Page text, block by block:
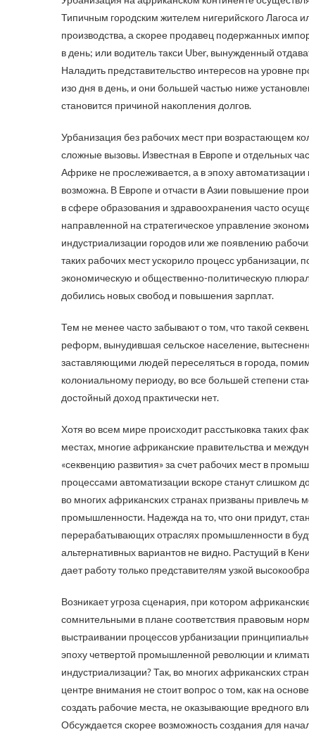
Типичным городским жителем нигерийского Лагоса
производства, а скорее продавец подержанных
в день; или водитель такси Uber, вынужденный
Наладить представительство интересов на уровне
изо дня в день, и они большей частью ниже
становится причиной накопления долгов.
Урбанизация без рабочих мест при возрастающем
сложные вызовы. Известная в Европе и отдельных
Африке не прослеживается, а в эпоху
возможна. В Европе и отчасти в Азии повышение
в сфере образования и здравоохранения часто
направленной на стратегическое управление
индустриализации городов или же появлению
таких рабочих мест ускорило процесс урбанизации,
экономическую и общественно-политическую
добились новых свобод и повышения зарплат.
Тем не менее часто забывают о том, что такой
реформ, вынудившая сельское население,
заставляющими людей переселяться в города,
колониальному периоду, во все большей степени
достойный доход практически нет.
Хотя во всем мире происходит расстыковка таких
местах, многие африканские правительства и
«секвенцию развития» за счет рабочих мест в
процессами автоматизации вскоре станут слишком
во многих африканских странах призваны
промышленности. Надежда на то, что они придут,
перерабатывающих отраслях промышленности в
альтернативных вариантов не видно. Растущий в
дает работу только представителям узкой
Возникает угроза сценария, при котором
сомнительными в плане соответствия правовым
выстраивании процессов урбанизации
эпоху четвертой промышленной революции и
индустриализации? Так, во многих африканских
центре внимания не стоит вопрос о том, как на
создать рабочие места, не оказывающие вредного
Обсуждается скорее возможность создания для